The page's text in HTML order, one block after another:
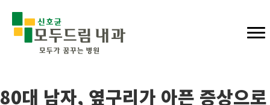
80대 남자, 옆구리가 아픈 증상으로